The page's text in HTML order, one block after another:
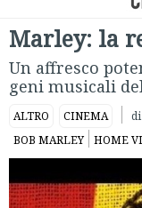
Marley: la
Un affresco
geni musicali
ALTRO CINEMA di
BOB MARLEY HOME